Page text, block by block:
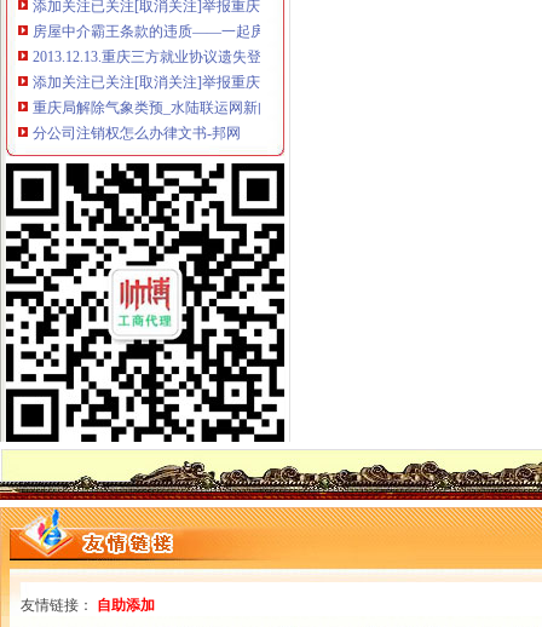
房屋中介霸王条款的违质——一起房屋买卖居间合同引发的_房地
2013.12.13.重庆三方就业协议遗失登报、重庆保险展业证遗失登报、
添加关注已关注[取消关注]举报重庆宏声物业管理有限责任公司2016
重庆局解除气象类预_水陆联运网新闻中心
分公司注销权怎么办律文书-邦网
重庆市高级公告-重庆网
关于子公司完成吸收合并及工商登记注销的公告_财经_凤凰网
云南云天化股份有限公司公告（系列）-新闻频道-和讯网
关于重庆市儿童爱心庄园二期房屋改造项目的撤销通知-招标采购信息-
[股市360]九龙坡港逐步取消港口功能利好重庆港九公司新闻-股票
新三板企业纷纷注销分公司不求“家大业大”为哪般？-新闻频道-华龙网
重庆取消民族造考生资格查15官员教育部肯定-新资讯-民工网
重庆至石家庄10个航班取消3千多名乘客出行成泡影_网易旅游
重庆市工商管理局关于公示2014—2015年度重庆市“守合同重信
长沙公司注销代办_公司清算_中顾律网
重庆专业注册公司、代理记账、公司注销-爱喇叭网
【公司注册服务青海西宁分公司注销你还在等什么贾静雯产后复出】
重庆港九称取消九龙坡港口影响不大-智闻财经—智闻网财经频道-智
分公司注销权务-邦网专题
四川九寨沟地震重庆旅游业无损取消3日内订单_国内新闻_环球网
节能惠民补贴3000元政策本月底取消！_重庆东风南方渝发东风日产新
新闻评论—国航重庆地服积协助航班取消旅客顺利成行
分公司注销了工伤员工咋办官找到总公司赔了8万_第1页_劳动保护_
重庆机场一乘客因航班取消殴工作人员被拘留-万象
友情链接： 自助添加